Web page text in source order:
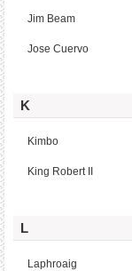
Jim Beam
Jose Cuervo
K
Kimbo
King Robert II
L
Laphroaig